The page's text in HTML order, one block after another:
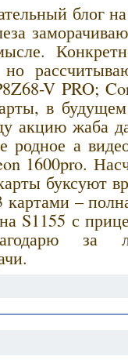
блог
V PRO;
в
акцию жаба
родное а
1600pro.
буксуют
картами –
S1155 с